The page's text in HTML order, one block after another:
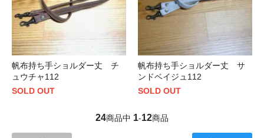
帆布持ち手ショルダー丈 チ
ュウチャ112
SOLD OUT
帆布持ち手ショルダー丈 サ
ンドベイジュ112
SOLD OUT
24商品中 1-12商品